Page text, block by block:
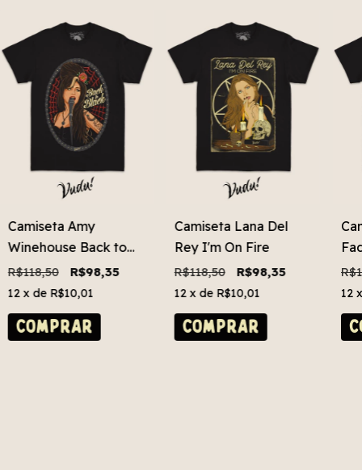
Camiseta Amy
Winehouse Back to
Black
R$118,50 R$98,35
12 x de R$10,01
COMPRAR
Camiseta Lana Del
Rey I'm On Fire
R$118,50 R$98,35
12 x de R$10,01
COMPRAR
12